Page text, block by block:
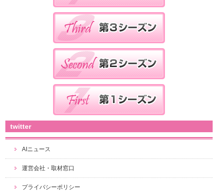
twitter
AIニュース
運営会社・取材窓口
プライバシーポリシー